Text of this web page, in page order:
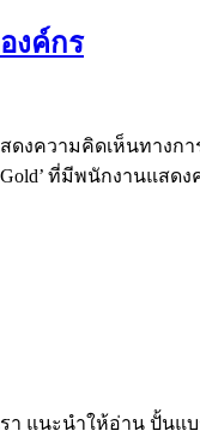
งค์กร
ความคิดเห็นทางกา
Gold’ ที่มีพนักงานแส
แนะนำให้อ่าน ปั้นแบ